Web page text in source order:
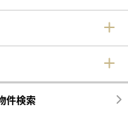
件検索